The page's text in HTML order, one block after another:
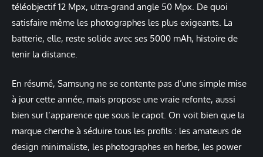
téléobjectif 12 Mpx, ultra-grand angle 50 Mpx. De quoi
satisfaire même les photographes les plus exigeants. La
batterie, elle, reste solide avec ses 5000 mAh, histoire de
tenir la distance.
En résumé, Samsung ne se contente pas d’une simple mise
à jour cette année, mais propose une vraie refonte, aussi
bien sur l’apparence que sous le capot. On voit bien que la
marque cherche à séduire tous les profils : les amateurs de
design minimaliste, les photographes en herbe, les power